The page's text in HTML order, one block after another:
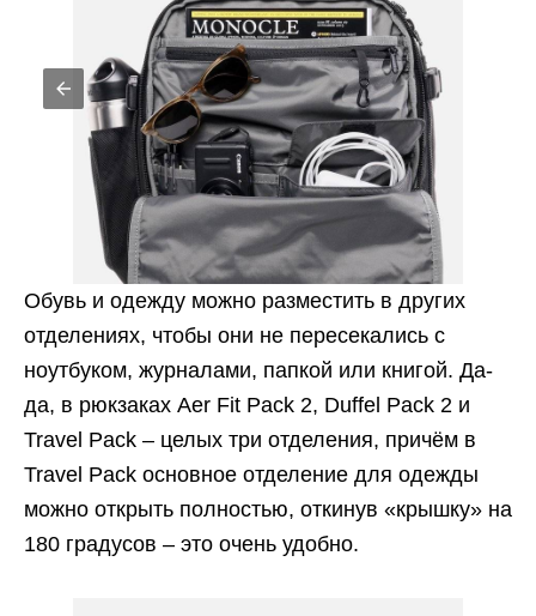
Обувь и одежду можно разместить в других
отделениях, чтобы они не пересекались с
ноутбуком, журналами, папкой или книгой. Да-
да, в рюкзаках Aer Fit Pack 2, Duffel Pack 2 и
Travel Pack – целых три отделения, причём в
Travel Pack основное отделение для одежды
можно открыть полностью, откинув «крышку» на
180 градусов – это очень удобно.